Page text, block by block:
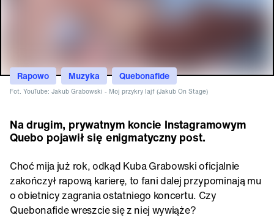
Rapowo Muzyka Quebonafide
Fot. YouTube: Jakub Grabowski - Moj przykry lajf (Jakub On Stage)
Na drugim, prywatnym koncie Instagramowym
Quebo pojawił się enigmatyczny post.
Choć mija już rok, odkąd Kuba Grabowski oficjalnie
zakończył rapową karierę, to fani dalej przypominają mu
o obietnicy zagrania ostatniego koncertu. Czy
Quebonafide wreszcie się z niej wywiąże?